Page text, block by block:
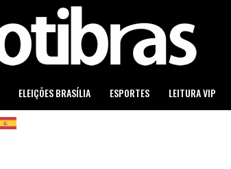
ELEIÇÕES BRASÍLIA ESPORTES LEITURA VIP